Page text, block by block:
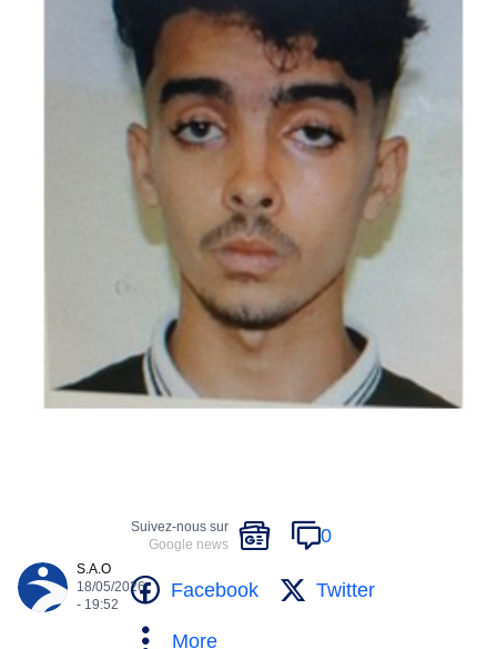
S.A.O
18/05/2026
- 19:52
Suivez-nous sur
Google news
0
Facebook Twitter
More